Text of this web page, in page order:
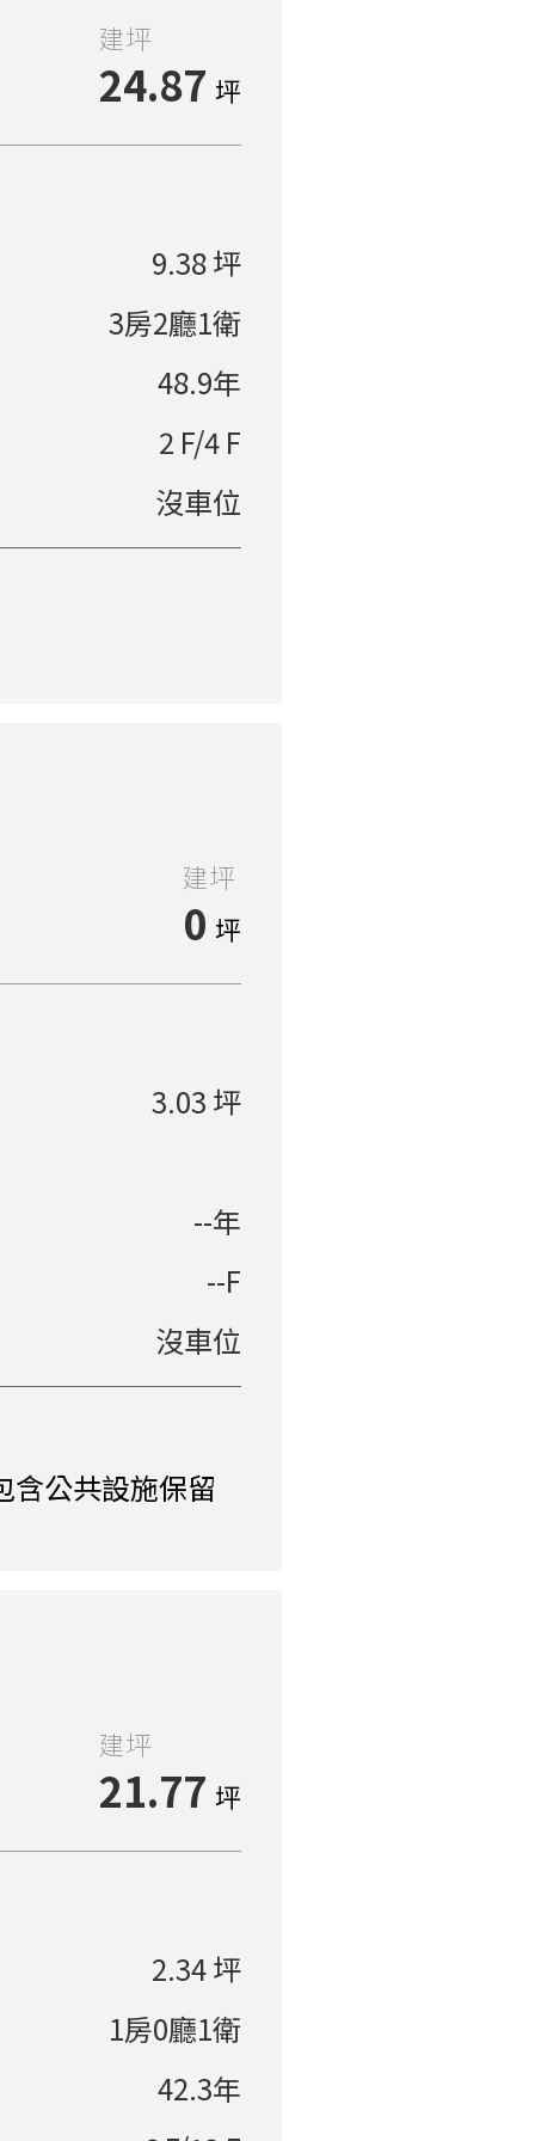
建坪
24.87 坪
9.38 坪
3房2廳1衛
48.9年
2 F/4 F
沒車位
建坪
0 坪
3.03 坪
--年
--F
沒車位
含公共設施保留
建坪
21.77 坪
2.34 坪
1房0廳1衛
42.3年